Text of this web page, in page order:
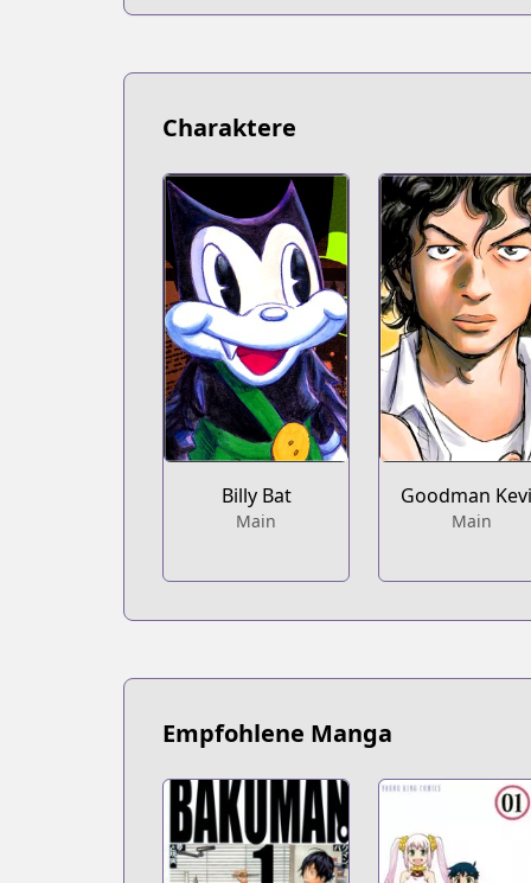
Charaktere
Billy Bat
Main
Goodman
Main
Empfohlene Manga